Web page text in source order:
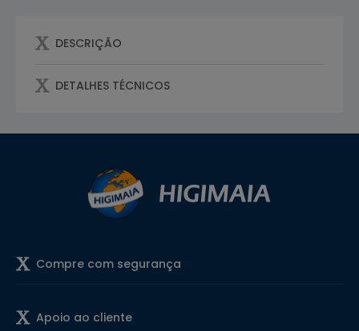
DESCRIÇÃO
DETALHES TÉCNICOS
Compre com segurança
Apoio ao cliente